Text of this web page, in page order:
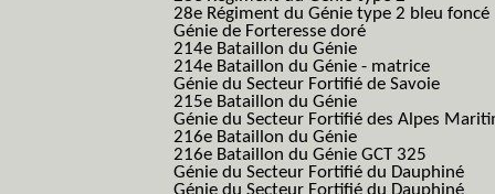
28e Régiment du Génie type 2 bleu foncé
Génie de Forteresse doré
214e Bataillon du Génie
214e Bataillon du Génie - matrice
Génie du Secteur Fortifié de Savoie
215e Bataillon du Génie
Génie du Secteur Fortifié des Alpes
216e Bataillon du Génie
216e Bataillon du Génie GCT 325
Génie du Secteur Fortifié du Dauphiné
Génie du Secteur Fortifié du Dauphiné